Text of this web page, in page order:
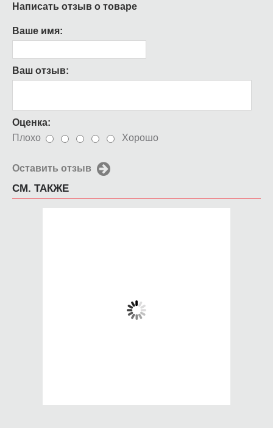
Написать отзыв о товаре
Ваше имя:
Ваш отзыв:
Оценка:
Плохо
Хорошо
Оставить отзыв
СМ. ТАКЖЕ